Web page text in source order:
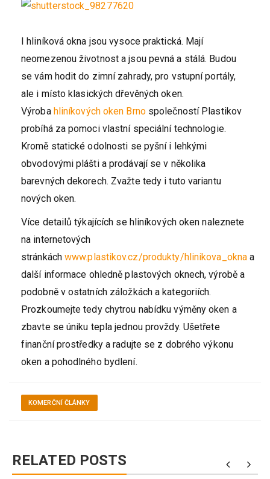
I hliníková okna jsou vysoce praktická. Mají
neomezenou životnost a jsou pevná a stálá. Budou
se vám hodit do zimní zahrady, pro vstupní portály,
ale i místo klasických dřevěných oken.
Výroba hliníkových oken Brnospolečností Plastikov
probíhá za pomoci vlastní speciální technologie.
Kromě statické odolnosti se pyšní i lehkými
obvodovými plášti a prodávají se v několika
barevných dekorech. Zvažte tedy i tuto variantu
nových oken.
Více detailů týkajících se hliníkových oken naleznete
na internetových
stránkách www.plastikov.cz/produkty/hlinikova_okna a
další informace ohledně plastových oknech, výrobě a
podobně v ostatních záložkách a kategoriích.
Prozkoumejte tedy chytrou nabídku výměny oken a
zbavte se úniku tepla jednou provždy. Ušetřete
finanční prostředky a radujte se z dobrého výkonu
oken a pohodlného bydlení.
KOMERČNÍ ČLÁNKY
RELATED POSTS